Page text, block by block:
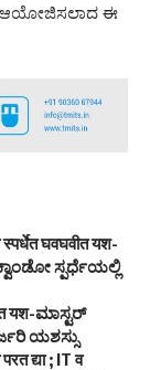
ಆಯೋಜಿಸಲಾದ ಈ
स्पर्धेत घवघवीत यश-
ಸ್ಪರ್ಧೆಯಲ್ಲಿ
यश-ಮಾಸ್ಟರ್
ಯಶಸ್ಸು
द्या ; IT व